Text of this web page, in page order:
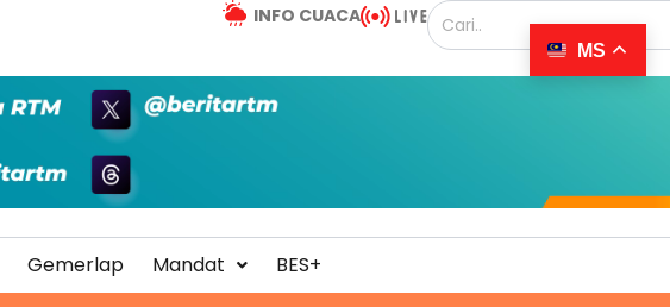
INFO CUACA
Gemerlap Mandat BES+
MS